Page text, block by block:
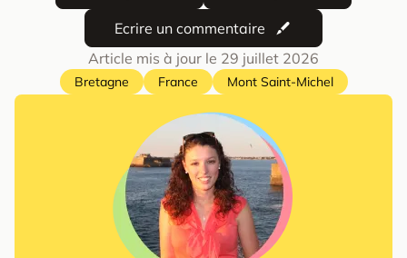
Ecrire un commentaire
Article mis à jour le 29 juillet 2026
Bretagne France Mont Saint-Michel